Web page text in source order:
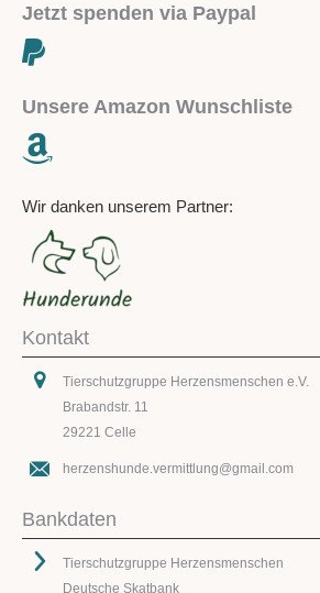
Jetzt spenden via Paypal
Unsere Amazon Wunschliste
Wir danken unserem Partner:
Kontakt
Tierschutzgruppe Herzensmenschen e.V.
Brabandstr. 11
29221 Celle
herzenshunde.vermittlung@gmail.com
Bankdaten
Tierschutzgruppe Herzensmenschen
Deutsche Skatbank